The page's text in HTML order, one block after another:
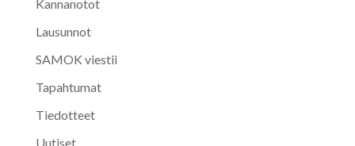
Kannanotot
Lausunnot
SAMOK viestii
Tapahtumat
Tiedotteet
Uutiset